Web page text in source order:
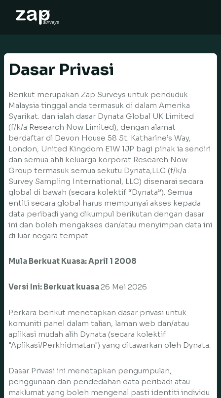
EN
Dasar Privasi
Berikut merupakan Zap Surveys untuk penduduk
Malaysia tinggal anda termasuk di dalam Amerika
Syarikat. dan ialah dasar Dynata Global UK Limited
(f/k/a Research Now Limited), dengan alamat
berdaftar di Devon House 58 St. Katharine’s Way,
London, United Kingdom E1W 1JP bagi pihak ia sendiri
dan semua ahli keluarga korporat Research Now
Group termasuk semua sekutu Dynata,LLC (f/k/a
Survey Sampling International, LLC) disenarai secara
global di bawah (secara kolektif “Dynata”). Semua
entiti secara global harus mempunyai akses kepada
data peribadi yang dikumpul berikutan dengan dasar
ini dan boleh mengakses dan/atau menyimpan data ini
di luar negara tempat
Mula Berkuat Kuasa: April 1 2008
Versi Ini: Berkuat kuasa 26 Mei 2026
Perkara berikut menetapkan dasar privasi untuk
komuniti panel dalam talian, laman web dan/atau
aplikasi mudah alih Dynata (secara kolektif
"Aplikasi/Perkhidmatan") yang ditawarkan oleh Dynata.
Dasar Privasi ini menetapkan pengumpulan,
penggunaan dan pendedahan data peribadi atau
maklumat yang boleh mengenal pasti identiti individu